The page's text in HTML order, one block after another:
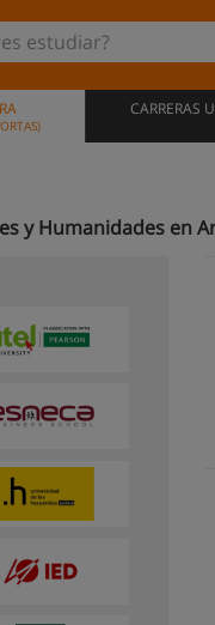
CARRERAS
y Humanidades en